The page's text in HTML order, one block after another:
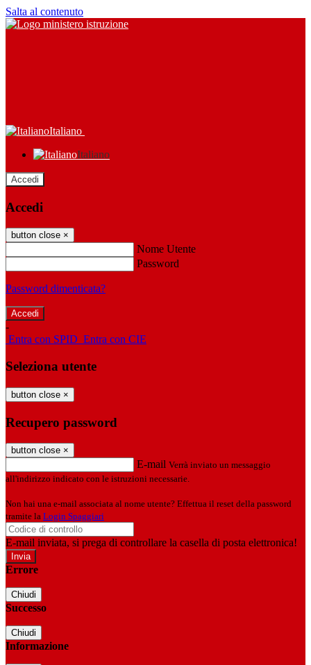
Salta al contenuto
Italiano
Italiano
Accedi
Accedi
button close ×
Nome Utente
Password
Password dimenticata?
-
Entra con SPID Entra con CIE
Seleziona utente
button close ×
Recupero password
button close ×
E-mail Verrà inviato un messaggio
all'indirizzo indicato con le istruzioni necessarie.
Non hai una e-mail associata al nome utente? Effettua il reset della password
tramite la Login Spaggiari
E-mail inviata, si prega di controllare la casella di posta elettronica!
Errore
Chiudi
Successo
Chiudi
Informazione